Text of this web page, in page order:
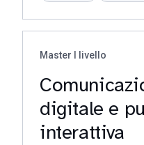
Master I livello
digitale e
interattiva